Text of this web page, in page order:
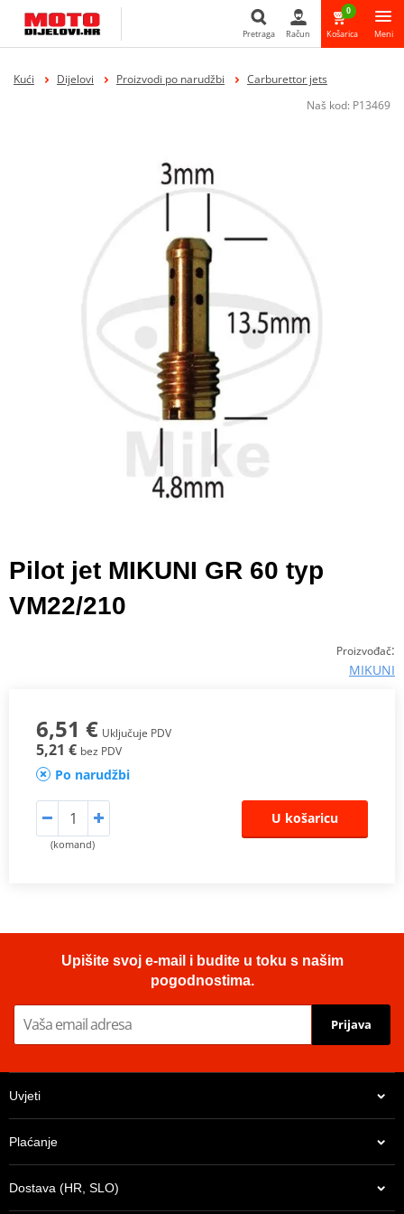
Pretraga
Pretraga Račun
0
Košarica Meni
Kući Dijelovi Proizvodi po narudžbi
Carburettor jets
Naš kod: P13469
Pilot jet MIKUNI GR 60 typ
VM22/210
Proizvođač:
MIKUNI
6,51 € Uključuje PDV
5,21 € bez PDV
Po narudžbi
(komand)
U košaricu
Upišite svoj e-mail i budite u toku s našim
pogodnostima.
Prijava
Uvjeti
Plaćanje
Dostava (HR, SLO)